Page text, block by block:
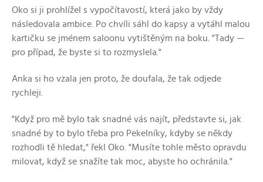
Oko si ji prohlížel s vypočítavostí, která jako by vždy
následovala ambice. Po chvíli sáhl do kapsy a vytáhl malou
kartičku se jménem saloonu vytištěným na boku. "Tady —
pro případ, že byste si to rozmyslela."
Anka si ho vzala jen proto, že doufala, že tak odjede
rychleji.
"Když pro mě bylo tak snadné vás najít, představte si, jak
snadné by to bylo třeba pro Pekelníky, kdyby se někdy
rozhodli tě hledat," řekl Oko. "Musíte tohle město opravdu
milovat, když se snažíte tak moc, abyste ho ochránila."